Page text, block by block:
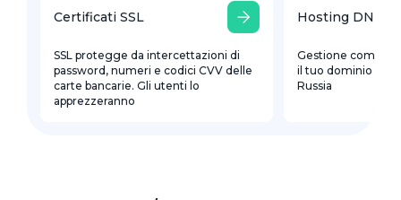
Certificati SSL
SSL protegge da intercettazioni di
password, numeri e codici CVV delle
carte bancarie. Gli utenti lo
apprezzeranno
Hosting DNS
Gestione comoda
il tuo dominio con
Russia